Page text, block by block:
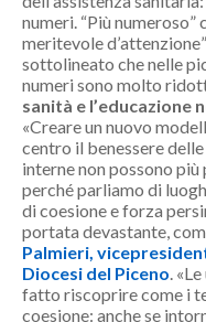
numeri. “Più
meritevole
sottolineato che nelle
numeri sono molto
sanità e l’educazione
«Creare un nuovo
centro il benessere
interne non possono
perché parliamo di
di coesione e forza
portata devastante,
Palmieri,
Diocesi del Piceno. «
fatto riscoprire come i
coesione: anche se